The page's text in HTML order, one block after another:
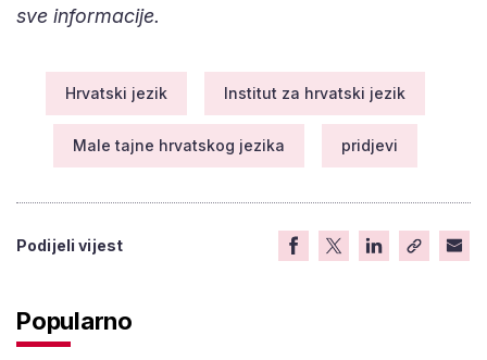
sve informacije.
Hrvatski jezik Institut za hrvatski jezik
Male tajne hrvatskog jezika pridjevi
Podijeli vijest
Popularno